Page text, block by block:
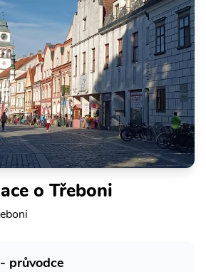
o Třeboni
průvodce